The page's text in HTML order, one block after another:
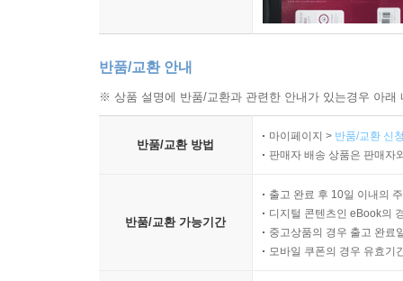
반품/교환 안내
※ 상품 설명에 반품/교환과 관련한 안내가 있는경우 아
반품/교환 방법
마이페이지 > 반품/교환 신
판매자 배송 상품은 판매자
반품/교환 가능기간
출고 완료 후 10일 이내의
디지털 콘텐츠인 eBook의
중고상품의 경우 출고 완료
모바일 쿠폰의 경우 유효기